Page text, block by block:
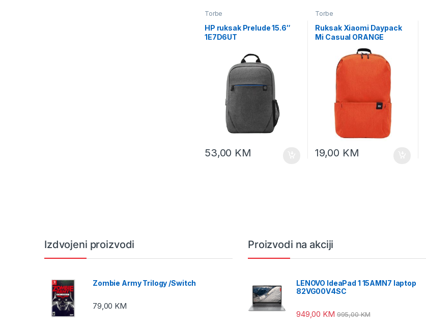
Torbe
HP ruksak Prelude 15.6″
1E7D6UT
53,00 KM
Torbe
Ruksak Xiaomi Daypack
Mi Casual ORANGE
19,00 KM
Izdvojeni proizvodi
Zombie Army Trilogy /Switch
79,00 KM
Proizvodi na akciji
LENOVO IdeaPad 1 15AMN7 laptop
82VG00V4SC
949,00 KM 995,00KM